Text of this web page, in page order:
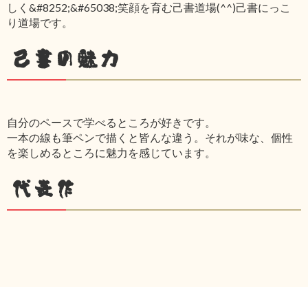
しく&#8252;&#65038;笑顔を育む己書道場(^^)己書にっこ
り道場です。
己書の魅力
自分のペースで学べるところが好きです。
一本の線も筆ペンで描くと皆んな違う。それが味な、個性
を楽しめるところに魅力を感じています。
代表作